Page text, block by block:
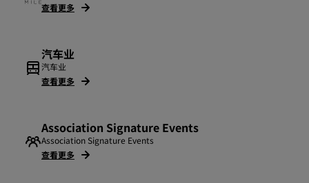
查看更多
汽车业
汽车业
查看更多
Association Signature Events
Association Signature Events
查看更多